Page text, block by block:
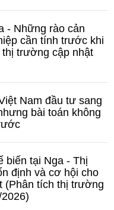
- Những rào cản
cần tính trước khi
trường cập nhật
Nam đầu tư sang
bài toán không
biến tại Nga - Thị
định và cơ hội cho
(Phân tích thị trường